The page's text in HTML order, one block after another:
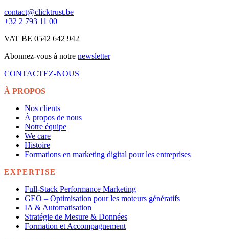
contact@clicktrust.be
+32 2 793 11 00
VAT BE 0542 642 942
Abonnez-vous à notre newsletter
CONTACTEZ-NOUS
À PROPOS
Nos clients
À propos de nous
Notre équipe
We care
Histoire
Formations en marketing digital pour les entreprises
EXPERTISE
Full-Stack Performance Marketing
GEO – Optimisation pour les moteurs génératifs
IA & Automatisation
Stratégie de Mesure & Données
Formation et Accompagnement